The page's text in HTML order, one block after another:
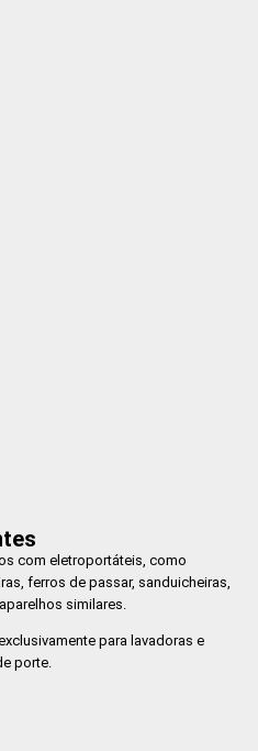
com eletroportáteis, como
ferros de passar, sanduicheiras,
similares.
para lavadoras e
porte.